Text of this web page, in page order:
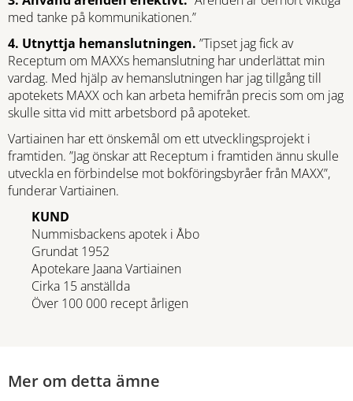
med tanke på kommunikationen.”
4. Utnyttja hemanslutningen. ”Tipset jag fick av
Receptum om MAXXs hemanslutning har underlättat min
vardag. Med hjälp av hemanslutningen har jag tillgång till
apotekets MAXX och kan arbeta hemifrån precis som om jag
skulle sitta vid mitt arbetsbord på apoteket.
Vartiainen har ett önskemål om ett utvecklingsprojekt i
framtiden. ”Jag önskar att Receptum i framtiden ännu skulle
utveckla en förbindelse mot bokföringsbyråer från MAXX”,
funderar Vartiainen.
KUND
Nummisbackens apotek i Åbo
Grundat 1952
Apotekare Jaana Vartiainen
Cirka 15 anställda
Över 100 000 recept årligen
Mer om detta ämne